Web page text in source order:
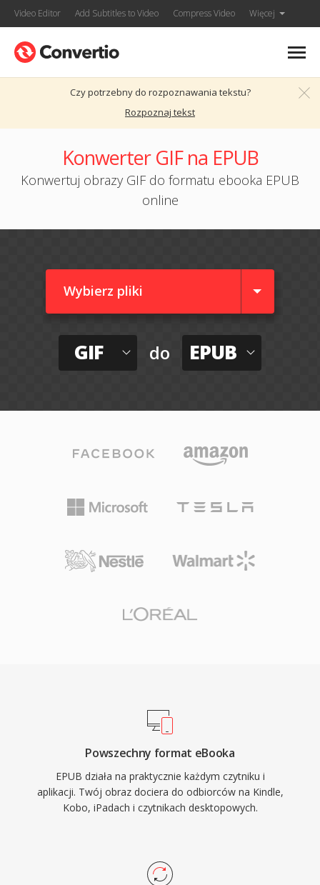
Video Editor Add Subtitles to Video Compress Video Więcej
Czy potrzebny do rozpoznawania tekstu?
Rozpoznaj tekst
Konwerter GIF na EPUB
Konwertuj obrazy GIF do formatu ebooka EPUB
online
Wybierz pliki
GIF do EPUB
Powszechny format eBooka
EPUB działa na praktycznie każdym czytniku i
aplikacji. Twój obraz dociera do odbiorców na Kindle,
Kobo, iPadach i czytnikach desktopowych.